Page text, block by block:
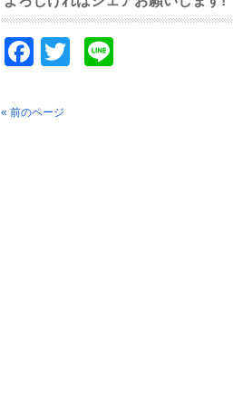
Facebook
Twitter
« 前のページ